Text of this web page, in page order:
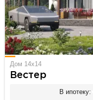
Дом 14x14
Вестер
В ипотеку: